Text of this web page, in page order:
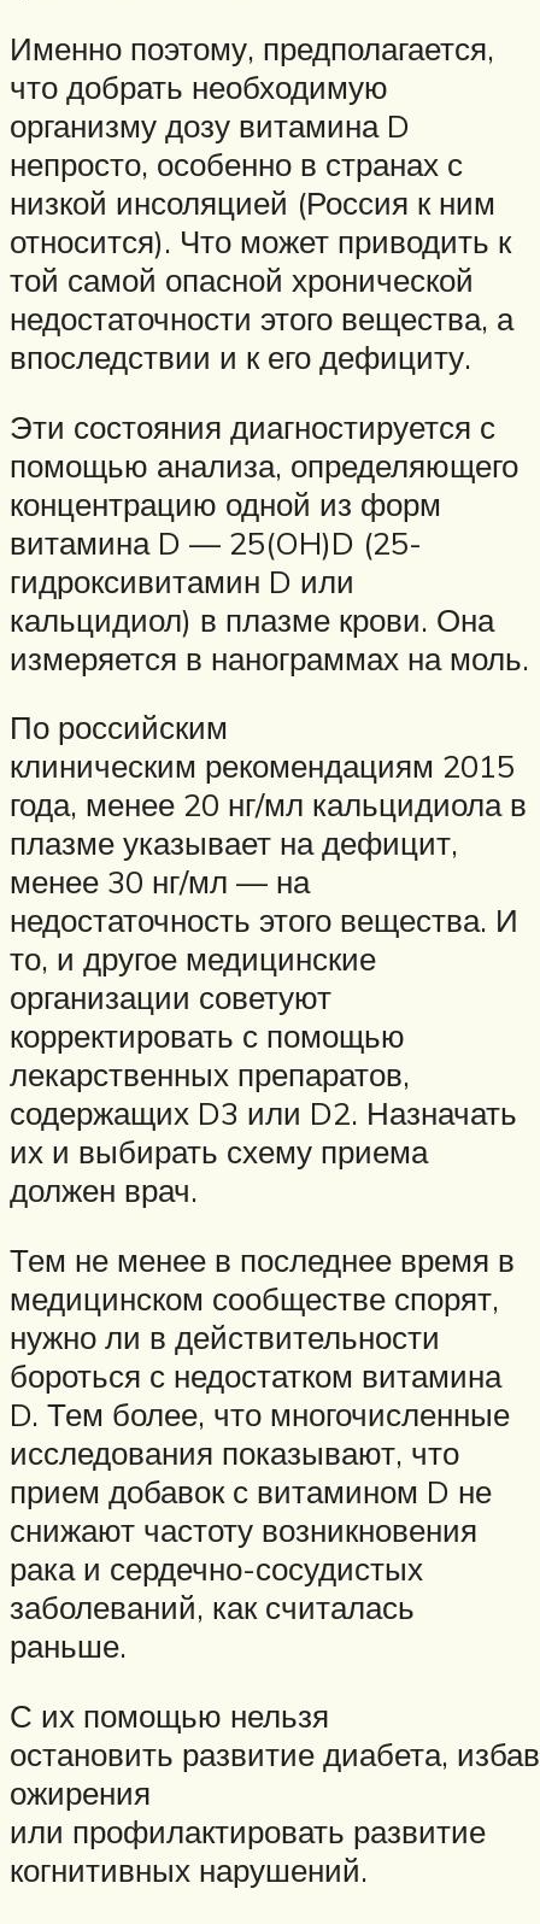
Именно поэтому, предполагается,
что добрать необходимую
организму дозу витамина D
непросто, особенно в странах с
низкой инсоляцией (Россия к ним
относится). Что может приводить к
той самой опасной хронической
недостаточности этого вещества, а
впоследствии и к его дефициту.
Эти состояния диагностируется с
помощью анализа, определяющего
концентрацию одной из форм
витамина D — 25(OH)D (25-
гидроксивитамин D или
кальцидиол) в плазме крови. Она
измеряется в нанограммах на моль.
По российским
клиническим рекомендациям 2015
года, менее 20 нг/мл кальцидиола в
плазме указывает на дефицит,
менее 30 нг/мл — на
недостаточность этого вещества. И
то, и другое медицинские
организации советуют
корректировать с помощью
лекарственных препаратов,
содержащих D3 или D2. Назначать
их и выбирать схему приема
должен врач.
Тем не менее в последнее время в
медицинском сообществе спорят,
нужно ли в действительности
бороться с недостатком витамина
D. Тем более, что многочисленные
исследования показывают, что
прием добавок с витамином D не
снижают частоту возникновения
рака и сердечно-сосудистых
заболеваний, как считалась
раньше.
С их помощью нельзя
остановить развитие диабета,
ожирения
или профилактировать развитие
когнитивных нарушений.